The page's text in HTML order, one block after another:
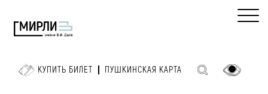
КУПИТЬ БИЛЕТ ПУШКИНСКАЯ КАРТА